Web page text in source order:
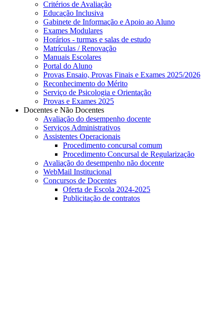
Critérios de Avaliação
Educação Inclusiva
Gabinete de Informação e Apoio ao Aluno
Exames Modulares
Horários - turmas e salas de estudo
Matrículas / Renovação
Manuais Escolares
Portal do Aluno
Provas Ensaio, Provas Finais e Exames 2025/2026
Reconhecimento do Mérito
Serviço de Psicologia e Orientação
Provas e Exames 2025
Docentes e Não Docentes
Avaliação do desempenho docente
Serviços Administrativos
Assistentes Operacionais
Procedimento concursal comum
Procedimento Concursal de Regularização
Avaliação do desempenho não docente
WebMail Institucional
Concursos de Docentes
Oferta de Escola 2024-2025
Publicitação de contratos